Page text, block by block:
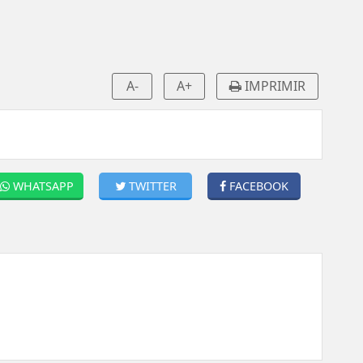
A- A+ IMPRIMIR
FACEBOOK
TWITTER
WHATSAPP